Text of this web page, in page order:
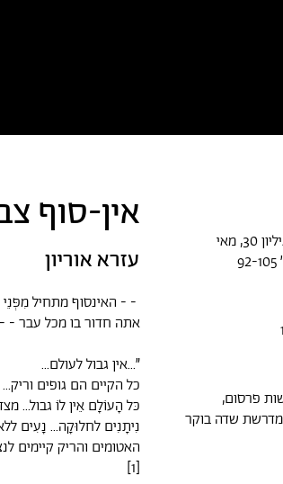
סביבות, גיליון 30, מאי
פרסום,
מדרשת שדה בוקר
- - האינסוף מתחיל
אתה חדור בו מכל עבר - -
״...אין גבול לעולם...
כל הקיים הם גופים וריק...
כּל הָעוֹלָם אֵין לוֹ גבול...
נִיתָנִים לחלוּקָה... נָעִים
האטומים והריק קיימים
[1]
אין-סוף
עזרא אוריון